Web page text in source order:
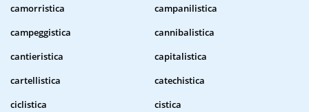
camorristica
campanilistica
campeggistica
cannibalistica
cantieristica
capitalistica
cartellistica
catechistica
ciclistica
cistica